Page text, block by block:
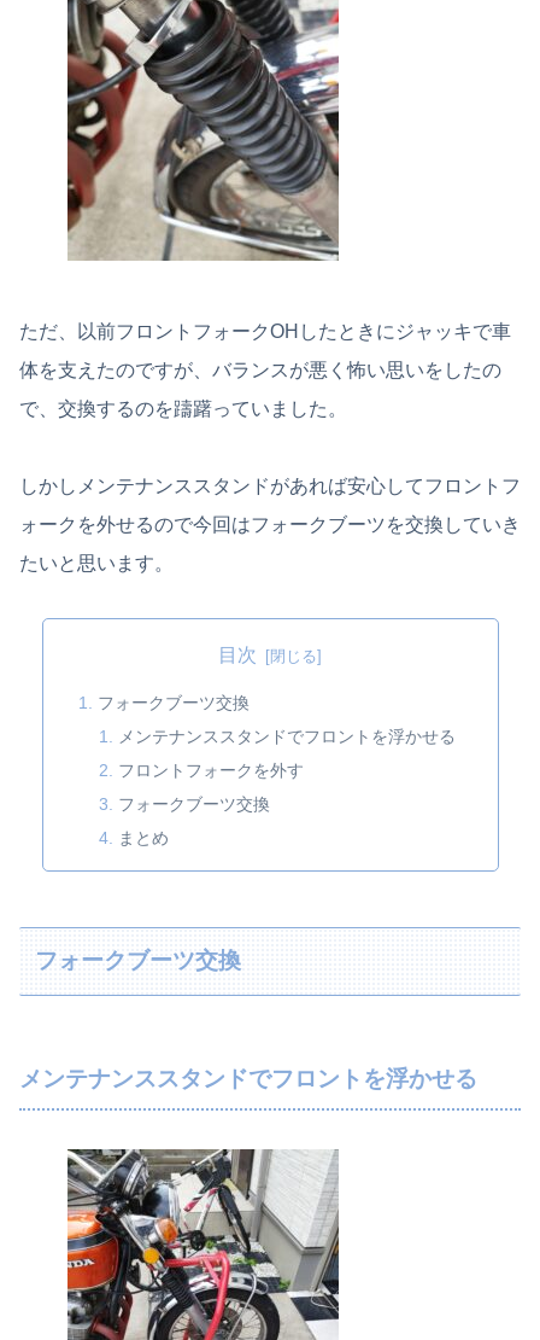
ただ、以前フロントフォークOHしたときにジャッキで車
体を支えたのですが、バランスが悪く怖い思いをしたの
で、交換するのを躊躇っていました。
しかしメンテナンススタンドがあれば安心してフロントフ
ォークを外せるので今回はフォークブーツを交換していき
たいと思います。
目次
フォークブーツ交換
メンテナンススタンドでフロントを浮かせる
フロントフォークを外す
フォークブーツ交換
まとめ
フォークブーツ交換
メンテナンススタンドでフロントを浮かせる